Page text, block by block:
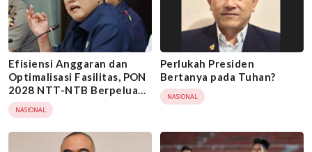
Efisiensi Anggaran dan
Optimalisasi Fasilitas, PON
2028 NTT-NTB Berpeluang
Tambah Provinsi
Penyelenggara
NASIONAL
Perlukah Presiden
Bertanya pada Tuhan?
NASIONAL